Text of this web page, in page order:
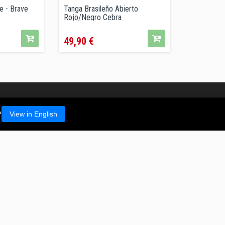
- Brave
Tanga Brasileño Abierto
Rojo/Negro Cebra
49,90 €
Embalaje antirrotura
View in English